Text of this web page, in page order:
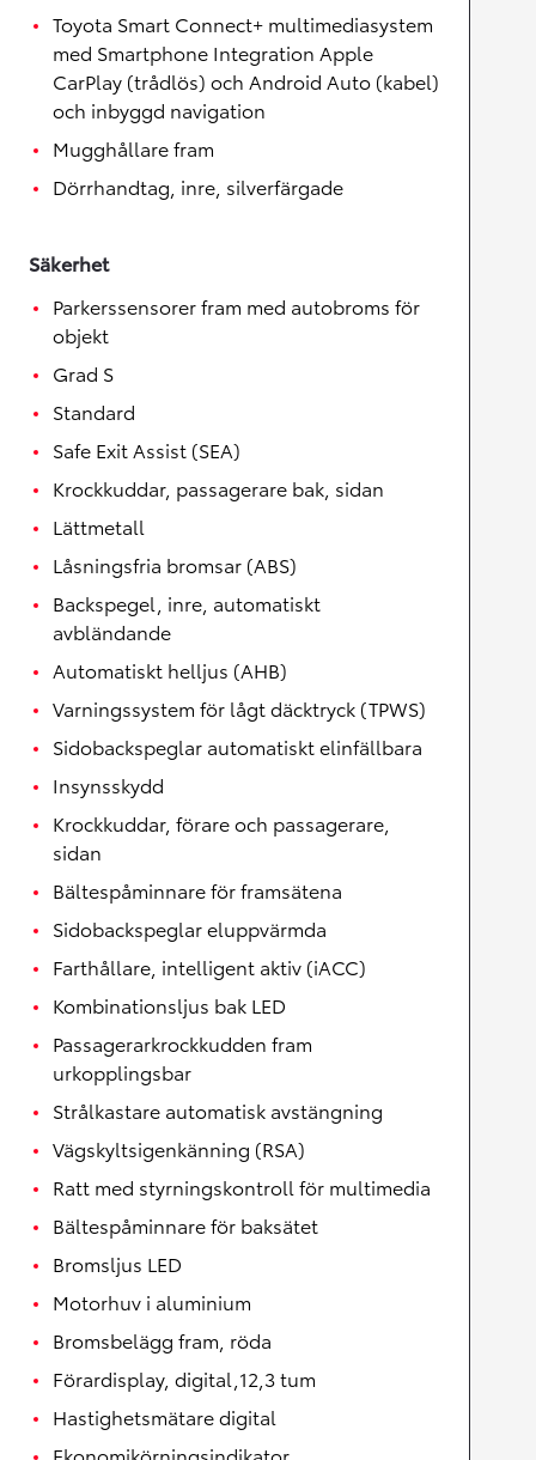
Toyota Smart Connect+ multimediasystem
med Smartphone Integration Apple
CarPlay (trådlös) och Android Auto (kabel)
och inbyggd navigation
Mugghållare fram
Dörrhandtag, inre, silverfärgade
Säkerhet
Parkerssensorer fram med autobroms för
objekt
Grad S
Standard
Safe Exit Assist (SEA)
Krockkuddar, passagerare bak, sidan
Lättmetall
Låsningsfria bromsar (ABS)
Backspegel, inre, automatiskt
avbländande
Automatiskt helljus (AHB)
Varningssystem för lågt däcktryck (TPWS)
Sidobackspeglar automatiskt elinfällbara
Insynsskydd
Krockkuddar, förare och passagerare,
sidan
Bältespåminnare för framsätena
Sidobackspeglar eluppvärmda
Farthållare, intelligent aktiv (iACC)
Kombinationsljus bak LED
Passagerarkrockkudden fram
urkopplingsbar
Strålkastare automatisk avstängning
Vägskyltsigenkänning (RSA)
Ratt med styrningskontroll för multimedia
Bältespåminnare för baksätet
Bromsljus LED
Motorhuv i aluminium
Bromsbelägg fram, röda
Förardisplay, digital,12,3 tum
Hastighetsmätare digital